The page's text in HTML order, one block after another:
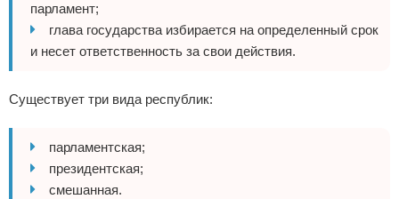
парламент;
глава государства избирается на определенный срок
и несет ответственность за свои действия.
Существует три вида республик:
парламентская;
президентская;
смешанная.